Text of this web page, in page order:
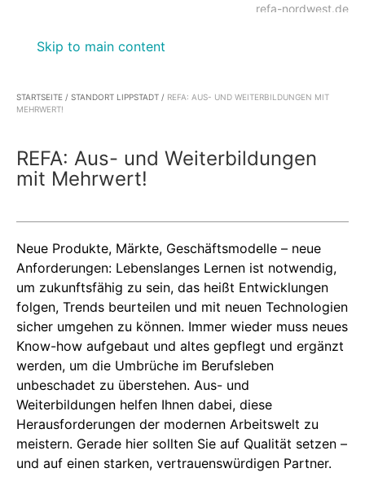
Skip to main content
refa-nordwest.de
STARTSEITE / STANDORT LIPPSTADT / REFA: AUS- UND WEITERBILDUNGEN MIT
MEHRWERT!
REFA: Aus- und Weiterbildungen
mit Mehrwert!
Neue Produkte, Märkte, Geschäftsmodelle – neue
Anforderungen: Lebenslanges Lernen ist notwendig,
um zukunftsfähig zu sein, das heißt Entwicklungen
folgen, Trends beurteilen und mit neuen Technologien
sicher umgehen zu können. Immer wieder muss neues
Know-how aufgebaut und altes gepflegt und ergänzt
werden, um die Umbrüche im Berufsleben
unbeschadet zu überstehen. Aus- und
Weiterbildungen helfen Ihnen dabei, diese
Herausforderungen der modernen Arbeitswelt zu
meistern. Gerade hier sollten Sie auf Qualität setzen –
und auf einen starken, vertrauenswürdigen Partner.